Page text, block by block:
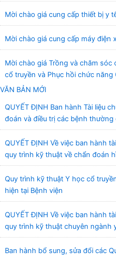
Mời chào giá cung cấp thiết bị y
Mời chào giá cung cấp máy điện
Mời chào giá Trồng và chăm sóc
cổ truyền và Phục hồi chức năng
Danh mục hàng hóa, mẫu báo giá
VĂN BẢN MỚI
QUYẾT ĐỊNH Ban hành Tài liệu
đoán và điều trị các bệnh
truyền và Phục hồi chức năng
QUYẾT ĐỊNH Về việc ban hành
quy trình kỹ thuật về chẩn đoán
quang”
Quy trình kỹ thuật Y học cổ
hiện tại Bệnh viện
QUYẾT ĐỊNH Về việc ban hành
quy trình kỹ thuật chuyên ngành
Ban hành bổ sung, sửa đổi các